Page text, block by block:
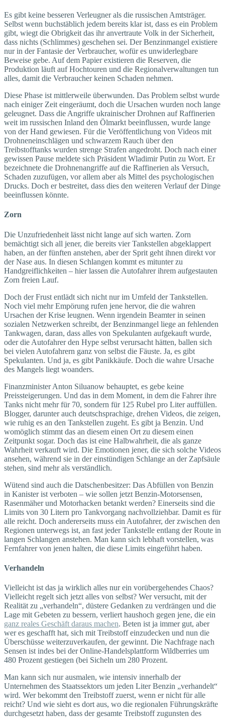
Es gibt keine besseren Verleugner als die russischen Amtsträger.
Selbst wenn buchstäblich jedem bereits klar ist, dass es ein Problem
gibt, wiegt die Obrigkeit das ihr anvertraute Volk in der Sicherheit,
dass nichts (Schlimmes) geschehen sei. Der Benzinmangel existiere
nur in der Fantasie der Verbraucher, wofür es unwiderlegbare
Beweise gebe. Auf dem Papier existieren die Reserven, die
Produktion läuft auf Hochtouren und die Regionalverwaltungen tun
alles, damit die Verbraucher keinen Schaden nehmen.
Diese Phase ist mittlerweile überwunden. Das Problem selbst wurde
nach einiger Zeit eingeräumt, doch die Ursachen wurden noch lange
geleugnet. Dass die Angriffe ukrainischer Drohnen auf Raffinerien
weit im russischen Inland den Ölmarkt beeinflussen, wurde lange
von der Hand gewiesen. Für die Veröffentlichung von Videos mit
Drohneneinschlägen und schwarzem Rauch über den
Treibstofftanks wurden strenge Strafen angedroht. Doch nach einer
gewissen Pause meldete sich Präsident Wladimir Putin zu Wort. Er
bezeichnete die Drohnenangriffe auf die Raffinerien als Versuch,
Schaden zuzufügen, vor allem aber als Mittel des psychologischen
Drucks. Doch er bestreitet, dass dies den weiteren Verlauf der Dinge
beeinflussen könnte.
Zorn
Die Unzufriedenheit lässt nicht lange auf sich warten. Zorn
bemächtigt sich all jener, die bereits vier Tankstellen abgeklappert
haben, an der fünften anstehen, aber der Sprit geht ihnen direkt vor
der Nase aus. In diesen Schlangen kommt es mitunter zu
Handgreiflichkeiten – hier lassen die Autofahrer ihrem aufgestauten
Zorn freien Lauf.
Doch der Frust entlädt sich nicht nur im Umfeld der Tankstellen.
Noch viel mehr Empörung rufen jene hervor, die die wahren
Ursachen der Krise leugnen. Wenn irgendein Beamter in seinen
sozialen Netzwerken schreibt, der Benzinmangel liege an fehlenden
Tankwagen, daran, dass alles von Spekulanten aufgekauft wurde,
oder die Autofahrer den Hype selbst verursacht hätten, ballen sich
bei vielen Autofahrern ganz von selbst die Fäuste. Ja, es gibt
Spekulanten. Und ja, es gibt Panikkäufe. Doch die wahre Ursache
des Mangels liegt woanders.
Finanzminister Anton Siluanow behauptet, es gebe keine
Preissteigerungen. Und das in dem Moment, in dem die Fahrer ihre
Tanks nicht mehr für 70, sondern für 125 Rubel pro Liter auffüllen.
Blogger, darunter auch deutschsprachige, drehen Videos, die zeigen,
wie ruhig es an den Tankstellen zugeht. Es gibt ja Benzin. Und
womöglich stimmt das an diesem einen Ort zu diesem einen
Zeitpunkt sogar. Doch das ist eine Halbwahrheit, die als ganze
Wahrheit verkauft wird. Die Emotionen jener, die sich solche Videos
ansehen, während sie in der einstündigen Schlange an der Zapfsäule
stehen, sind mehr als verständlich.
Wütend sind auch die Datschenbesitzer: Das Abfüllen von Benzin
in Kanister ist verboten – wie sollen jetzt Benzin-Motorsensen,
Rasenmäher und Motorhacken betankt werden? Einerseits sind die
Limits von 30 Litern pro Tankvorgang nachvollziehbar. Damit es für
alle reicht. Doch andererseits muss ein Autofahrer, der zwischen den
Regionen unterwegs ist, an fast jeder Tankstelle entlang der Route in
langen Schlangen anstehen. Man kann sich lebhaft vorstellen, was
Fernfahrer von jenen halten, die diese Limits eingeführt haben.
Verhandeln
Vielleicht ist das ja wirklich alles nur ein vorübergehendes Chaos?
Vielleicht regelt sich jetzt alles von selbst? Wer versucht, mit der
Realität zu „verhandeln“, düstere Gedanken zu verdrängen und die
Lage mit Gebeten zu bessern, verliert haushoch gegen jene, die ein
ganz reales Geschäft daraus machen. Beten ist ja immer gut, aber
wer es geschafft hat, sich mit Treibstoff einzudecken und nun die
Überschüsse weiterzuverkaufen, der gewinnt. Die Nachfrage nach
Sensen ist indes bei der Online-Handelsplattform Wildberries um
480 Prozent gestiegen (bei Sicheln um 280 Prozent.
Man kann sich nur ausmalen, wie intensiv innerhalb der
Unternehmen des Staatssektors um jeden Liter Benzin „verhandelt“
wird. Wer bekommt den Treibstoff zuerst, wenn er nicht für alle
reicht? Und wie sieht es dort aus, wo die regionalen Führungskräfte
durchgesetzt haben, dass der gesamte Treibstoff zugunsten des